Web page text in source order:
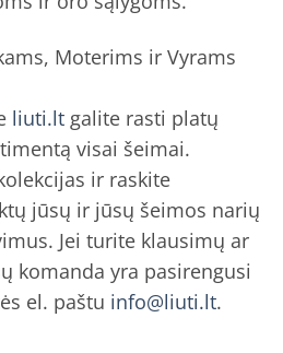
Moterims ir Vyrams
liuti.lt galite rasti platų
visai šeimai.
ir raskite
jūsų ir jūsų šeimos narių
Jei turite klausimų ar
komanda yra pasirengusi
el. paštu info@liuti.lt.